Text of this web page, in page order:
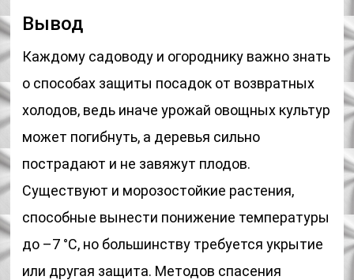
Вывод
Каждому садоводу и огороднику важно знать
о способах защиты посадок от возвратных
холодов, ведь иначе урожай овощных культур
может погибнуть, а деревья сильно
пострадают и не завяжут плодов.
Существуют и морозостойкие растения,
способные вынести понижение температуры
до –7 °С, но большинству требуется укрытие
или другая защита. Методов спасения